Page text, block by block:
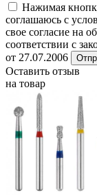
Нажимая
соглашаюсь с
свое согласие на
соответствии с
от 27.07.2006
Оставить отзыв
на товар